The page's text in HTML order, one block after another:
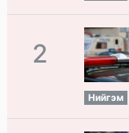
2
Нийгэм